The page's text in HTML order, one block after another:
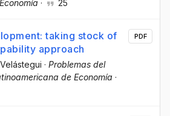
· 25
taking stock of
approach
· Problemas del
de Economía ·
PDF